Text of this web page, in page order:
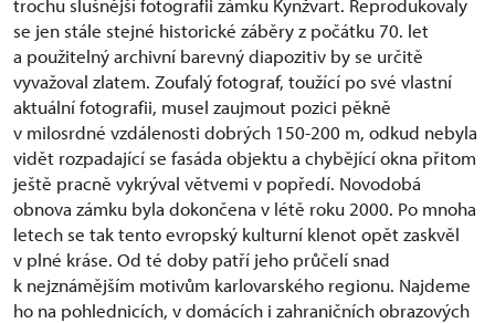
trochu slušnější fotografii zámku Kynžvart. Reprodukovaly
se jen stále stejné historické záběry z počátku 70. let
a použitelný archivní barevný diapozitiv by se určitě
vyvažoval zlatem. Zoufalý fotograf, toužící po své vlastní
aktuální fotografii, musel zaujmout pozici pěkně
v milosrdné vzdálenosti dobrých 150-200 m, odkud nebyla
vidět rozpadající se fasáda objektu a chybějící okna přitom
ještě pracně vykrýval větvemi v popředí. Novodobá
obnova zámku byla dokončena v létě roku 2000. Po mnoha
letech se tak tento evropský kulturní klenot opět zaskvěl
v plné kráse. Od té doby patří jeho průčelí snad
k nejznámějším motivům karlovarského regionu. Najdeme
ho na pohlednicích, v domácích i zahraničních obrazových